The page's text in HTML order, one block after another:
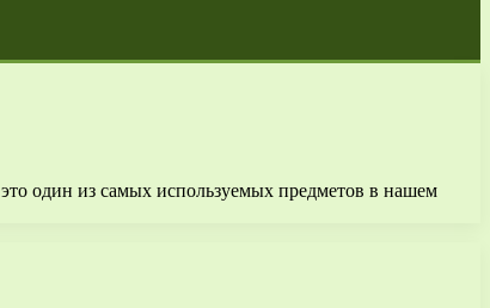
один из самых используемых предметов в нашем